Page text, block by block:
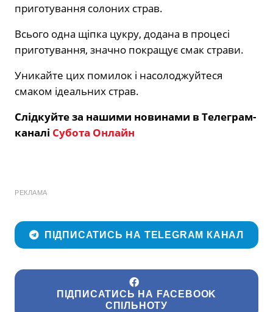
приготування солоних страв.
Всього одна щіпка цукру, додана в процесі
приготування, значно покращує смак страви.
Уникайте цих помилок і насолоджуйтеся
смаком ідеальних страв.
Слідкуйте за нашими новинами в Телеграм-
каналі Субота Онлайн
РЕКЛАМА
ПІДПИСАТИСЬ НА TELEGRAM КАНАЛ
ПІДПИСАТИСЬ НА FACEBOOK
СПІЛЬНОТУ